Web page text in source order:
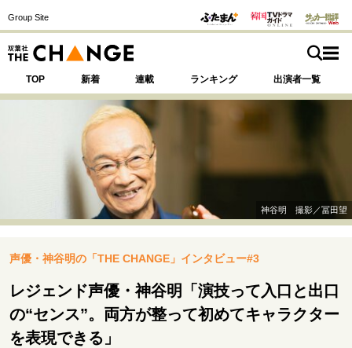
Group Site
TOP 新着 連載 ランキング 出演者一覧
注目の記事テーマで探す
運命を変えた出会い 決断の裏側
挫折からの再起
表現者の葛藤
人生が動いた日 10代の挫折と原点
神谷明 撮影／冨田望
声優・神谷明の「THE CHANGE」インタビュー#3
レジェンド声優・神谷明「演技って入口と出口
の“センス”。両方が整って初めてキャラクター
を表現できる」